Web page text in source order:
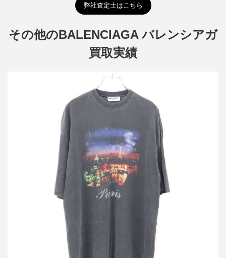
弊社査定士はこちら
その他のBALENCIAGA バレンシアガ
買取実績
バレンシアガ Paris Tee パリプリント ヴィンテージオーバーサイ
ズTシャツ
買取金額12,500円
詳しく見る